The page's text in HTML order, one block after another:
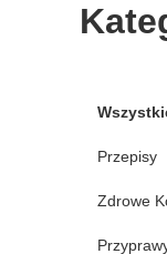
Przepisy
Zdrowe